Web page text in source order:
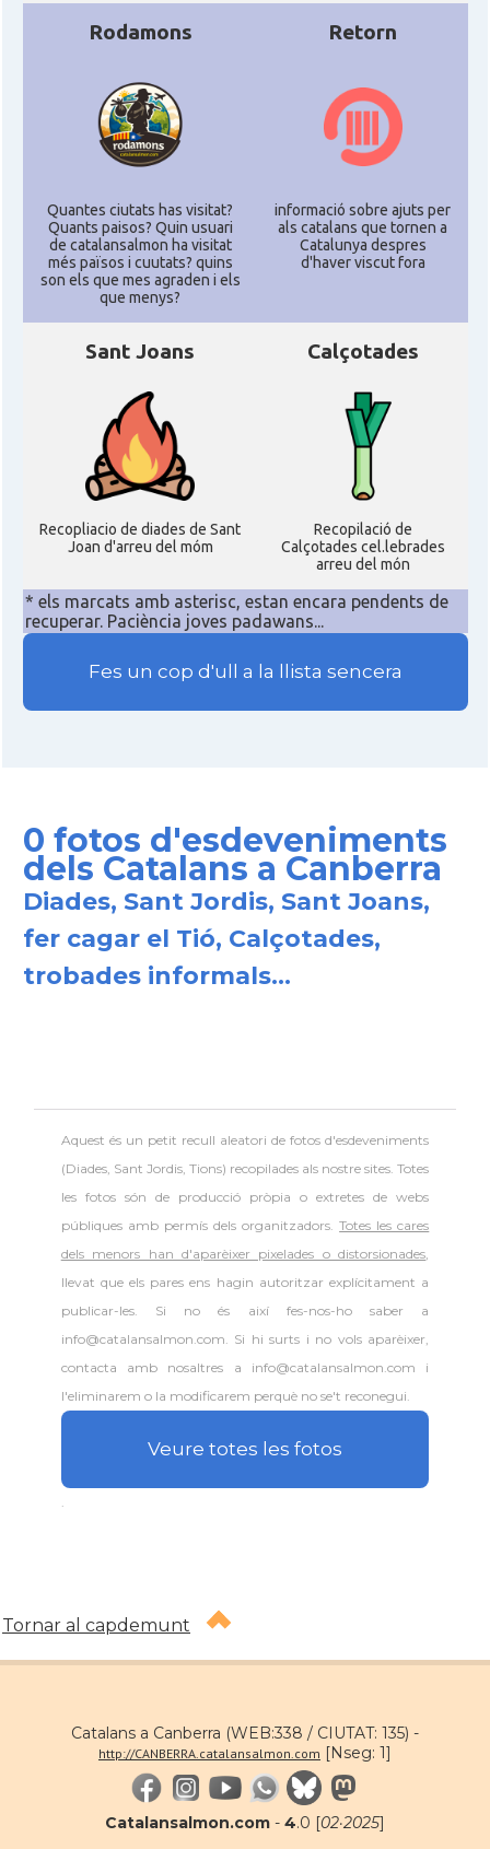
Rodamons
Quantes ciutats has visitat?
Quants paisos? Quin usuari
de catalansalmon ha visitat
més països i cuutats? quins
son els que mes agraden i els
que menys?
Retorn
informació sobre ajuts per
als catalans que tornen a
Catalunya despres
d'haver viscut fora
Sant Joans
Recopliacio de diades de Sant
Joan d'arreu del móm
Calçotades
Recopilació de
Calçotades cel.lebrades
arreu del món
* els marcats amb asterisc, estan encara pendents de
recuperar. Paciència joves padawans...
Fes un cop d'ull a la llista sencera
0 fotos d'esdeveniments
dels Catalans a Canberra
Diades, Sant Jordis, Sant Joans,
fer cagar el Tió, Calçotades,
trobades informals...
Aquest és un petit recull aleatori defotos d'esdeveniments
(Diades, Sant Jordis, Tions) recopilades als nostre sites. Totes
les fotos són de producció pròpia o extretes de webs
públiques amb permís dels organitzadors.Totes les cares
dels menors han d'aparèixer pixelades o distorsionades,
llevat que els pares ens hagin autoritzar explícitament a
publicar-les. Si no és així fes-nos-ho saber a
info@catalansalmon.com. Si hi surts i no vols aparèixer,
contacta amb nosaltres a info@catalansalmon.com i
l'eliminarem o la modificarem perquè no se't reconegui.
Veure totes les fotos
Tornar al capdemunt
Catalans a Canberra (WEB:338 / CIUTAT: 135) -
http://CANBERRA.catalansalmon.com [Nseg: 1]
Catalansalmon.com - 4.0 [02·2025]